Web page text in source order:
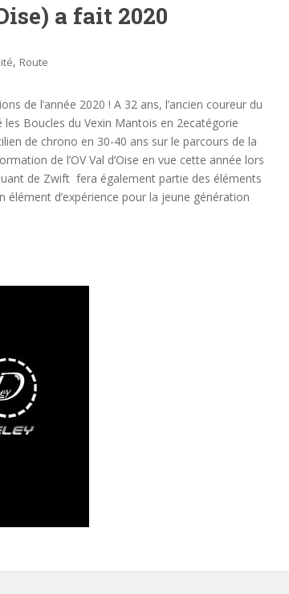
a fait 2020
, Route
de l’année 2020 ! A 32 ans, l’ancien coureur du
Boucles du Vexin Mantois en 2ecatégorie
de chrono en 30-40 ans sur le parcours de la
de l’OV Val d’Oise en vue cette année lors
de Zwift fera également partie des éléments
élément d’expérience pour la jeune génération